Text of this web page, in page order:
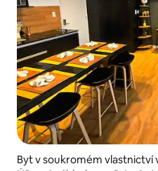
Byt v soukromém vlastnictví